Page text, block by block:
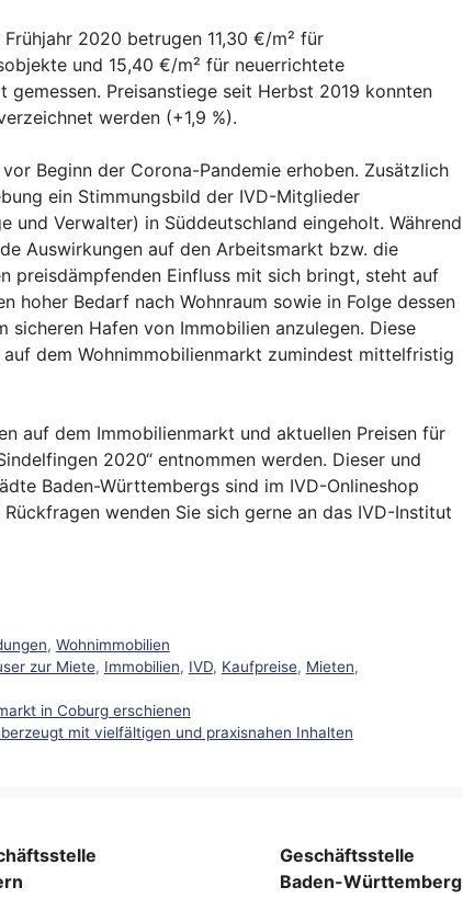
2020 betrugen 11,30 €/m² für
und 15,40 €/m² für neuerrichtete
gemessen. Preisanstiege seit Herbst 2019 konnten
werden (+1,9 %).
Beginn der Corona-Pandemie erhoben. Zusätzlich
ein Stimmungsbild der IVD-Mitglieder
und Verwalter) in Süddeutschland eingeholt. Während
Auswirkungen auf den Arbeitsmarkt bzw. die
preisdämpfenden Einfluss mit sich bringt, steht auf
hoher Bedarf nach Wohnraum sowie in Folge dessen
sicheren Hafen von Immobilien anzulegen. Diese
dem Wohnimmobilienmarkt zumindest mittelfristig
auf dem Immobilienmarkt und aktuellen Preisen für
2020“ entnommen werden. Dieser und
Baden-Württembergs sind im IVD-Onlineshop
wenden Sie sich gerne an das IVD-Institut
, Wohnimmobilien
zur Miete, Immobilien, IVD, Kaufpreise, Mieten,
in Coburg erschienen
mit vielfältigen und praxisnahen Inhalten
Geschäftsstelle
Baden-Württemberg